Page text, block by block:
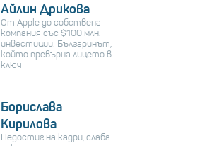
Айлин Дрикова
От Apple до собствена
компания със $100 млн.
инвестиции: Българинът,
който превърна лицето в
ключ
Борислава
Кирилова
Недостиг на кадри, слаба